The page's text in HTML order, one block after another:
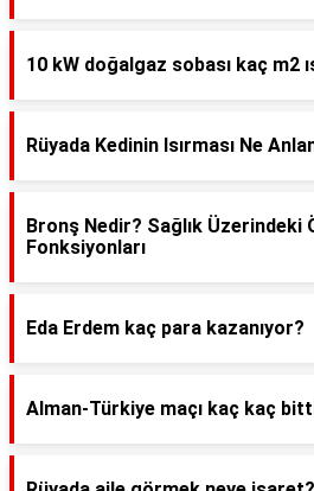
10 kW doğalgaz sobası kaç m2
Rüyada Kedinin Isırması Ne
Bronş Nedir? Sağlık Üzerindeki
Fonksiyonları
Eda Erdem kaç para kazanıyor?
Alman-Türkiye maçı kaç kaç